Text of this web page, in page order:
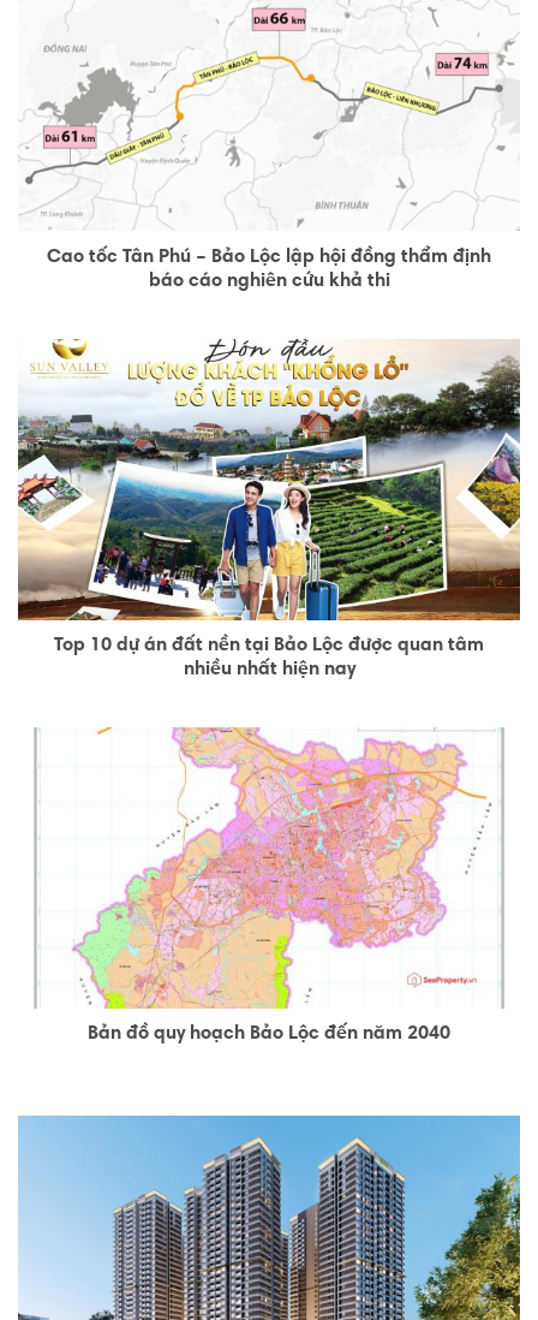
Cao tốc Tân Phú – Bảo Lộc lập hội đồng thẩm định
báo cáo nghiên cứu khả thi
Top 10 dự án đất nền tại Bảo Lộc được quan tâm
nhiều nhất hiện nay
Bản đồ quy hoạch Bảo Lộc đến năm 2040